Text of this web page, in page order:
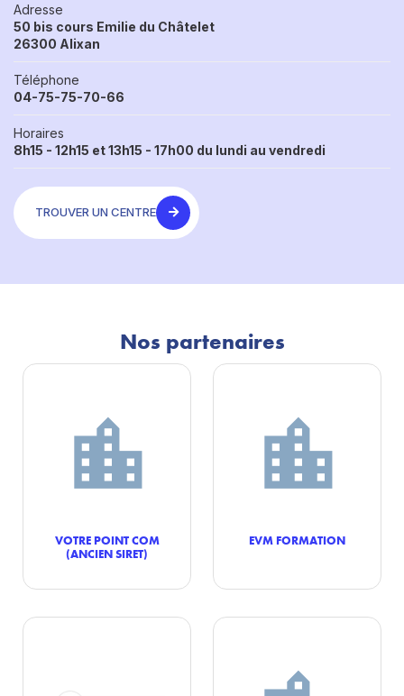
Adresse
50 bis cours Emilie du Châtelet
26300 Alixan
Téléphone
04-75-75-70-66
Horaires
8h15 - 12h15 et 13h15 - 17h00 du lundi au vendredi
TROUVER UN CENTRE
Nos partenaires
VOTRE POINT COM
(ANCIEN SIRET)
EVM FORMATION